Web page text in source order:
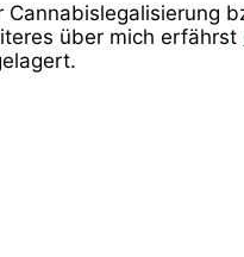
über mich erfährst